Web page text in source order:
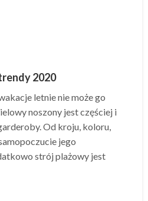
2020
letnie nie może go
noszony jest częściej i
Od kroju, koloru,
jego
strój plażowy jest